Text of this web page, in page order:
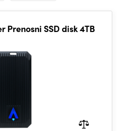
Prenosni SSD disk 4TB